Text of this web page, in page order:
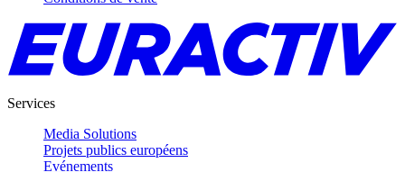
Services
Media Solutions
Projets publics européens
Evénements